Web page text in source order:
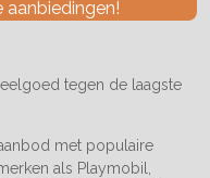
aanbiedingen!
tegen de laagste
met populaire
als Playmobil,